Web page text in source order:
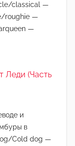
classical —
roughie —
—
Леди (Часть
и
в
Cold dog —